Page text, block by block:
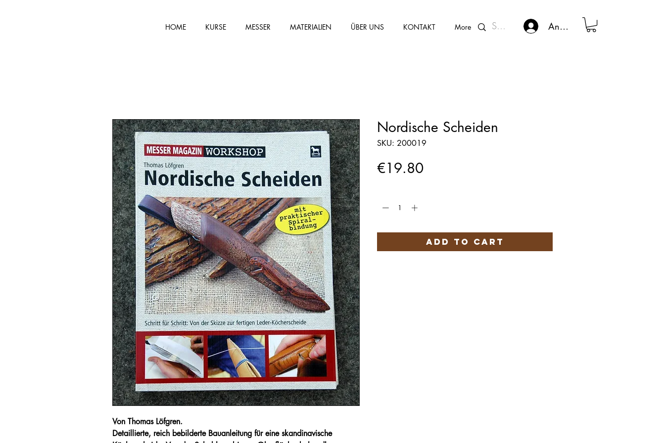
HOME KURSE MESSER MATERIALIEN ÜBER UNS KONTAKT More Kunden - Login
Anmelden
Von Thomas Löfgren.
Detaillierte, reich bebilderte Bauanleitung für eine skandinavische
Nordische Scheiden
SKU: 200019
€19.80Price
Add to Cart